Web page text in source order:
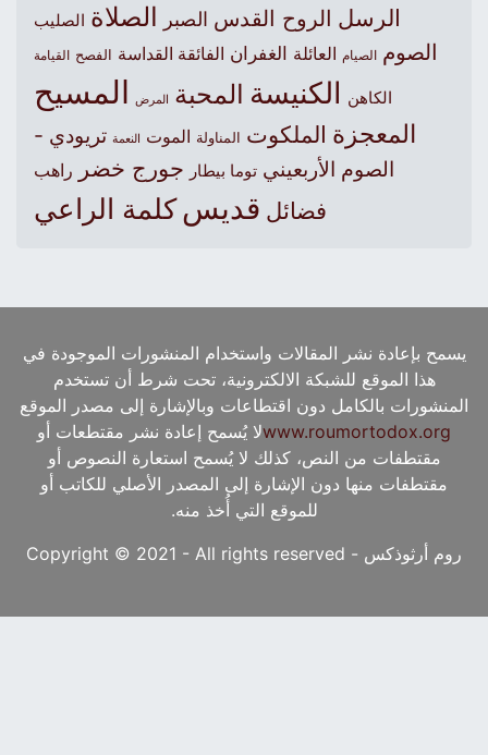
الرسل الروح القدس الصبر الصلاة الصليب
الصوم الصيام العائلة الغفران الفائقة القداسة الفصح القيامة
الكاهن الكنيسةالمحبة المرض المسيح
المعجزة الملكوت المناولة الموت النعمة تريودي -
الصوم الأربعيني توما بيطار جورج خضر راهب
فضائل قديس كلمة الراعي
يسمح بإعادة نشر المقالات واستخدام المنشورات الموجودة في
هذا الموقع للشبكة الالكترونية، تحت شرط أن تستخدم
المنشورات بالكامل دون اقتطاعات وبالإشارة إلى مصدر الموقع
www.roumortodox.orgلا يُسمح إعادة نشر مقتطعات أو
مقتطفات من النص، كذلك لا يُسمح استعارة النصوص أو
مقتطفات منها دون الإشارة إلى المصدر الأصلي للكاتب أو
للموقع التي أُخذ منه.
روم أرثوذكس - Copyright © 2021 - All rights reserved